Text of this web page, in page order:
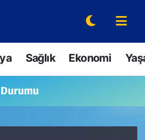
Sağlık Ekonomi
ve Fikstür